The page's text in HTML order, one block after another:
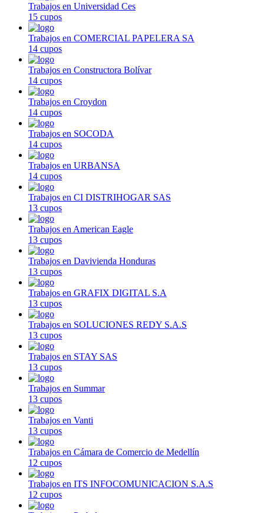
Trabajos en Universidad Ces
15 cupos
Trabajos en COMERCIAL PAPELERA SA
14 cupos
Trabajos en Constructora Bolívar
14 cupos
Trabajos en Croydon
14 cupos
Trabajos en SOCODA
14 cupos
Trabajos en URBANSA
14 cupos
Trabajos en CI DISTRIHOGAR SAS
13 cupos
Trabajos en American Eagle
13 cupos
Trabajos en Davivienda Honduras
13 cupos
Trabajos en GRAFIX DIGITAL S.A
13 cupos
Trabajos en SOLUCIONES REDY S.A.S
13 cupos
Trabajos en STAY SAS
13 cupos
Trabajos en Summar
13 cupos
Trabajos en Vanti
13 cupos
Trabajos en Cámara de Comercio de Medellín
12 cupos
Trabajos en ITS INFOCOMUNICACION S.A.S
12 cupos